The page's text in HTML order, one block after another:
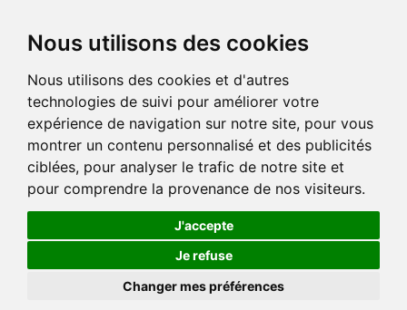
Nous utilisons des cookies
Nous utilisons des cookies et d'autres
technologies de suivi pour améliorer votre
expérience de navigation sur notre site, pour vous
montrer un contenu personnalisé et des publicités
ciblées, pour analyser le trafic de notre site et
pour comprendre la provenance de nos visiteurs.
J'accepte
Je refuse
Changer mes préférences